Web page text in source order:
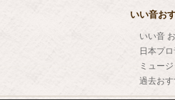
いい音お
いい音
日本プ
ミュー
過去おす